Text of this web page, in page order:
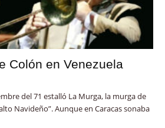
Colón en Venezuela
del 71 estalló La Murga, la murga de
Navideño”. Aunque en Caracas sonaba